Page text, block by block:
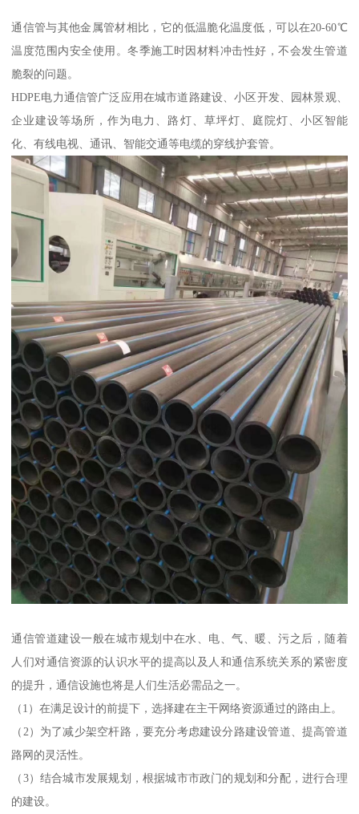
通信管与其他金属管材相比，它的低温脆化温度低，可以在20-60℃
温度范围内安全使用。冬季施工时因材料冲击性好，不会发生管道
脆裂的问题。
HDPE电力通信管广泛应用在城市道路建设、小区开发、园林景观、
企业建设等场所，作为电力、路灯、草坪灯、庭院灯、小区智能
化、有线电视、通讯、智能交通等电缆的穿线护套管。
通信管道建设一般在城市规划中在水、电、气、暖、污之后，随着
人们对通信资源的认识水平的提高以及人和通信系统关系的紧密度
的提升，通信设施也将是人们生活必需品之一。
（1）在满足设计的前提下，选择建在主干网络资源通过的路由上。
（2）为了减少架空杆路，要充分考虑建设分路建设管道、提高管道
路网的灵活性。
（3）结合城市发展规划，根据城市市政门的规划和分配，进行合理
的建设。